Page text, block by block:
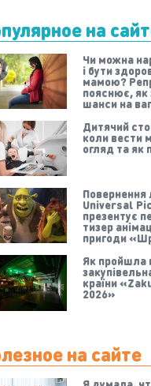
на
Чи можна
і бути
мамою?
пояснює, як
шанси на
Дитячий
коли вести
огляд та як
Повернення
Universal
презентує
тизер
пригоди
Як пройшла
країни
2026»
на сайте